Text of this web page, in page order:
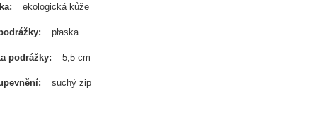
ekologická kůže
płaska
podrážky 5,5 cm
suchý zip